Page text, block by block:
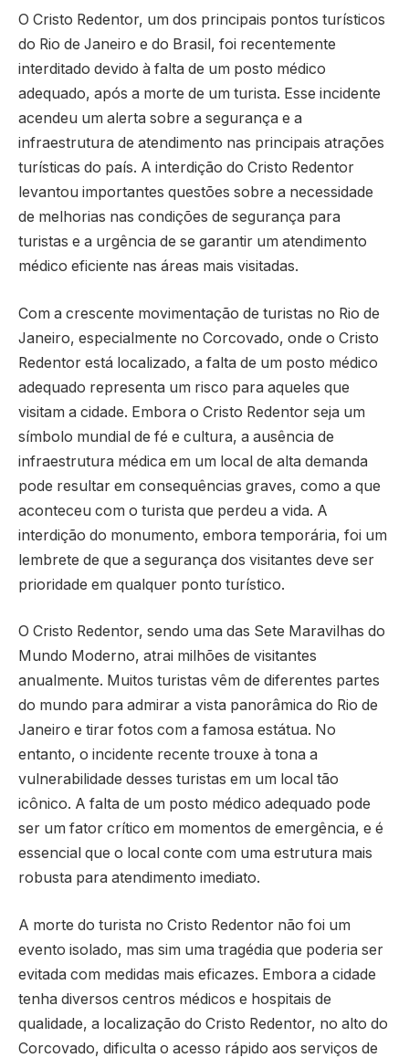
O Cristo Redentor, um dos principais pontos turísticos
do Rio de Janeiro e do Brasil, foi recentemente
interditado devido à falta de um posto médico
adequado, após a morte de um turista. Esse incidente
acendeu um alerta sobre a segurança e a
infraestrutura de atendimento nas principais atrações
turísticas do país. A interdição do Cristo Redentor
levantou importantes questões sobre a necessidade
de melhorias nas condições de segurança para
turistas e a urgência de se garantir um atendimento
médico eficiente nas áreas mais visitadas.
Com a crescente movimentação de turistas no Rio de
Janeiro, especialmente no Corcovado, onde o Cristo
Redentor está localizado, a falta de um posto médico
adequado representa um risco para aqueles que
visitam a cidade. Embora o Cristo Redentor seja um
símbolo mundial de fé e cultura, a ausência de
infraestrutura médica em um local de alta demanda
pode resultar em consequências graves, como a que
aconteceu com o turista que perdeu a vida. A
interdição do monumento, embora temporária, foi um
lembrete de que a segurança dos visitantes deve ser
prioridade em qualquer ponto turístico.
O Cristo Redentor, sendo uma das Sete Maravilhas do
Mundo Moderno, atrai milhões de visitantes
anualmente. Muitos turistas vêm de diferentes partes
do mundo para admirar a vista panorâmica do Rio de
Janeiro e tirar fotos com a famosa estátua. No
entanto, o incidente recente trouxe à tona a
vulnerabilidade desses turistas em um local tão
icônico. A falta de um posto médico adequado pode
ser um fator crítico em momentos de emergência, e é
essencial que o local conte com uma estrutura mais
robusta para atendimento imediato.
A morte do turista no Cristo Redentor não foi um
evento isolado, mas sim uma tragédia que poderia ser
evitada com medidas mais eficazes. Embora a cidade
tenha diversos centros médicos e hospitais de
qualidade, a localização do Cristo Redentor, no alto do
Corcovado, dificulta o acesso rápido aos serviços de